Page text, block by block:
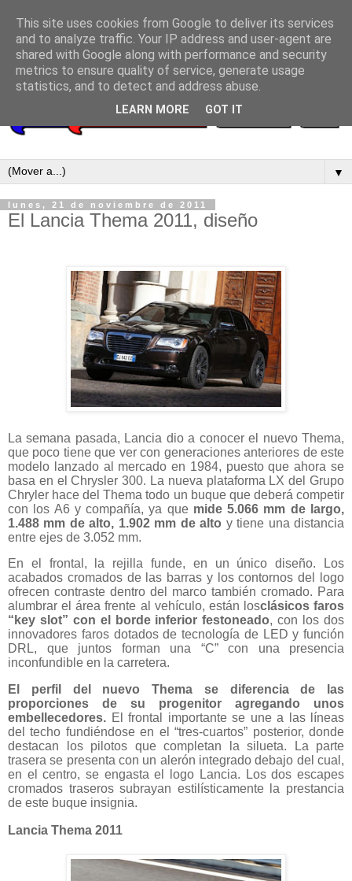
▼
lunes, 21 de noviembre de 2011
El Lancia Thema 2011, diseño
La semana pasada, Lancia dio a conocer el nuevo Thema,
que poco tiene que ver con generaciones anteriores de este
modelo lanzado al mercado en 1984, puesto que ahora se
basa en el Chrysler 300. La nueva plataforma LX del Grupo
Chryler hace del Thema todo un buque que deberá competir
con los A6 y compañía, ya que mide 5.066 mm de largo,
1.488 mm de alto, 1.902 mm de alto y tiene una distancia
entre ejes de 3.052 mm.
En el frontal, la rejilla funde, en un único diseño. Los
acabados cromados de las barras y los contornos del logo
ofrecen contraste dentro del marco también cromado. Para
alumbrar el área frente al vehículo, están losclásicos faros
“key slot” con el borde inferior festoneado, con los dos
innovadores faros dotados de tecnología de LED y función
DRL, que juntos forman una “C” con una presencia
inconfundible en la carretera.
El perfil del nuevo Thema se diferencia de las
proporciones de su progenitor agregando unos
embellecedores. El frontal importante se une a las líneas
del techo fundiéndose en el “tres-cuartos” posterior, donde
destacan los pilotos que completan la silueta. La parte
trasera se presenta con un alerón integrado debajo del cual,
en el centro, se engasta el logo Lancia. Los dos escapes
cromados traseros subrayan estilísticamente la prestancia
de este buque insignia.
Lancia Thema 2011
This site uses cookies from Google to deliver its services
and to analyze traffic. Your IP address and user-agent are
shared with Google along with performance and security
metrics to ensure quality of service, generate usage
statistics, and to detect and address abuse.
LEARN MORE GOT IT